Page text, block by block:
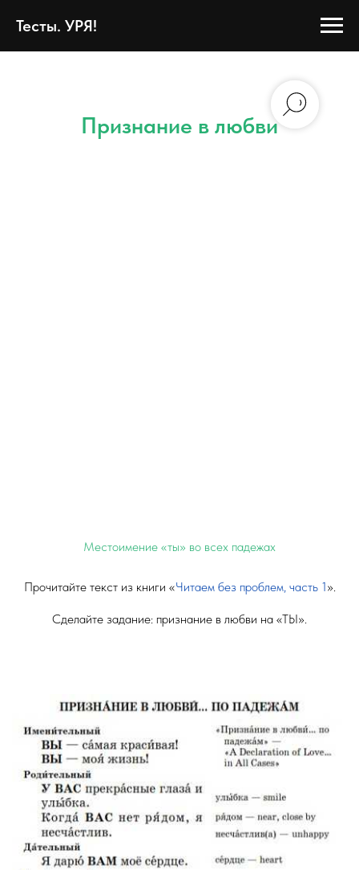
Тесты. УРЯ!
Признание в любви
Местоимение «ты» во всех падежах
Прочитайте текст из книги «Читаем без проблем, часть 1».
Сделайте задание: признание в любви на «ТЫ».